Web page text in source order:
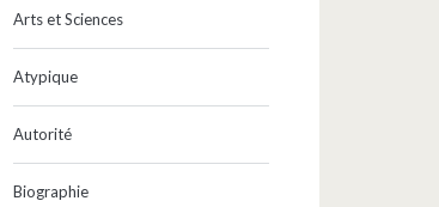
Arts et Sciences
Atypique
Autorité
Biographie